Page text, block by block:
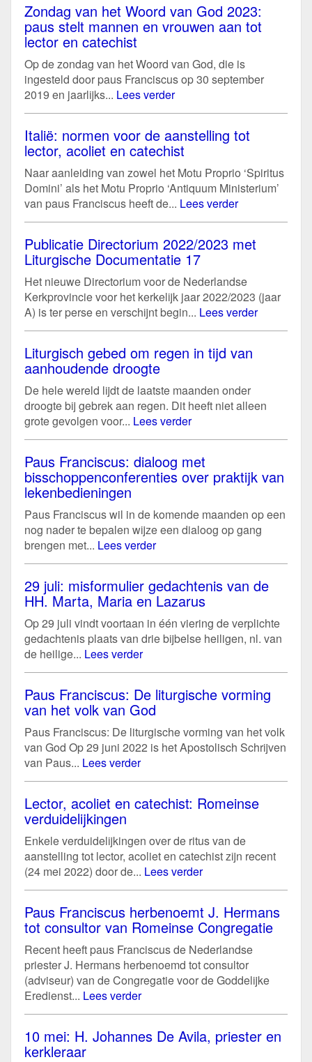
Zondag van het Woord van God 2023:
paus stelt mannen en vrouwen aan tot
lector en catechist
Op de zondag van het Woord van God, die is
ingesteld door paus Franciscus op 30 september
2019 en jaarlijks... Lees verder
Italië: normen voor de aanstelling tot
lector, acoliet en catechist
Naar aanleiding van zowel het Motu Proprio ‘Spiritus
Domini’ als het Motu Proprio ‘Antiquum Ministerium’
van paus Franciscus heeft de... Lees verder
Publicatie Directorium 2022/2023 met
Liturgische Documentatie 17
Het nieuwe Directorium voor de Nederlandse
Kerkprovincie voor het kerkelijk jaar 2022/2023 (jaar
A) is ter perse en verschijnt begin... Lees verder
Liturgisch gebed om regen in tijd van
aanhoudende droogte
De hele wereld lijdt de laatste maanden onder
droogte bij gebrek aan regen. Dit heeft niet alleen
grote gevolgen voor... Lees verder
Paus Franciscus: dialoog met
bisschoppenconferenties over praktijk van
lekenbedieningen
Paus Franciscus wil in de komende maanden op een
nog nader te bepalen wijze een dialoog op gang
brengen met... Lees verder
29 juli: misformulier gedachtenis van de
HH. Marta, Maria en Lazarus
Op 29 juli vindt voortaan in één viering de verplichte
gedachtenis plaats van drie bijbelse heiligen, nl. van
de heilige... Lees verder
Paus Franciscus: De liturgische vorming
van het volk van God
Paus Franciscus: De liturgische vorming van het volk
van God Op 29 juni 2022 is het Apostolisch Schrijven
van Paus... Lees verder
Lector, acoliet en catechist: Romeinse
verduidelijkingen
Enkele verduidelijkingen over de ritus van de
aanstelling tot lector, acoliet en catechist zijn recent
(24 mei 2022) door de... Lees verder
Paus Franciscus herbenoemt J. Hermans
tot consultor van Romeinse Congregatie
Recent heeft paus Franciscus de Nederlandse
priester J. Hermans herbenoemd tot consultor
(adviseur) van de Congregatie voor de Goddelijke
Eredienst... Lees verder
10 mei: H. Johannes De Avila, priester en
kerkleraar